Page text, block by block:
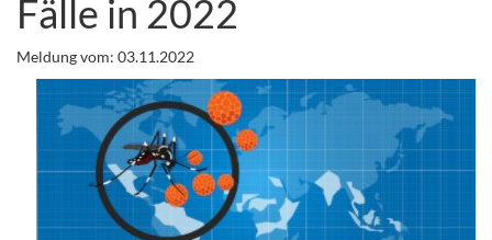
Fälle in 2022
Meldung vom: 03.11.2022